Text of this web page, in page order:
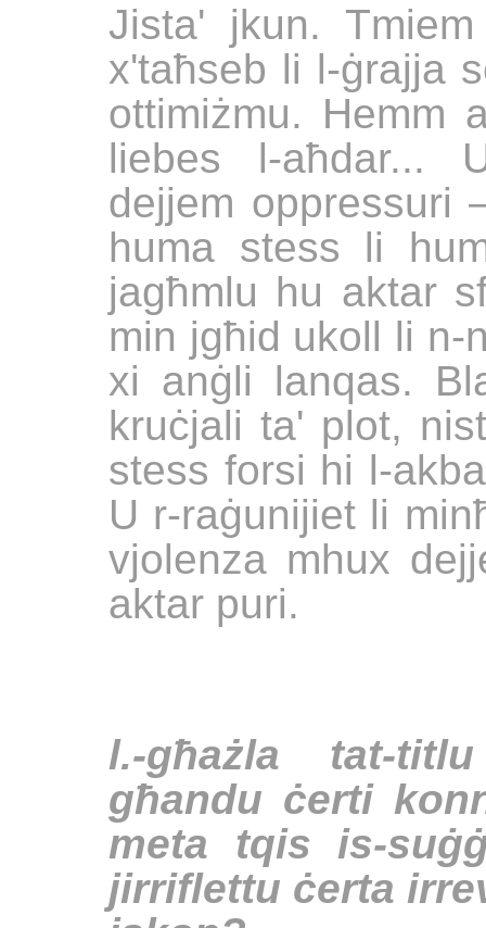
Jista' jkun.
x'taħseb li l-ġrajja
ottimiżmu. Hemm
liebes l-aħdar...
dejjem
huma stess li
jagħmlu hu aktar
min jgħid ukoll li n-
xi anġli lanqas.
kruċjali ta' plot,
stess forsi hi l-
U r-raġunijiet li
vjolenza mhux
aktar puri.
l.-għażla tat-
għandu ċerti
meta tqis is-
jirriflettu ċerta